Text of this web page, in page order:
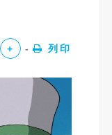
+ 列印